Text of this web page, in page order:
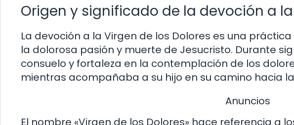
Origen y significado de la devoción a
La devoción a la Virgen de los Dolores es una
la dolorosa pasión y muerte de Jesucristo. Durante
consuelo y fortaleza en la contemplación de los
mientras acompañaba a su hijo en su camino hacia
Anuncios
El nombre «Virgen de los Dolores» hace referencia a